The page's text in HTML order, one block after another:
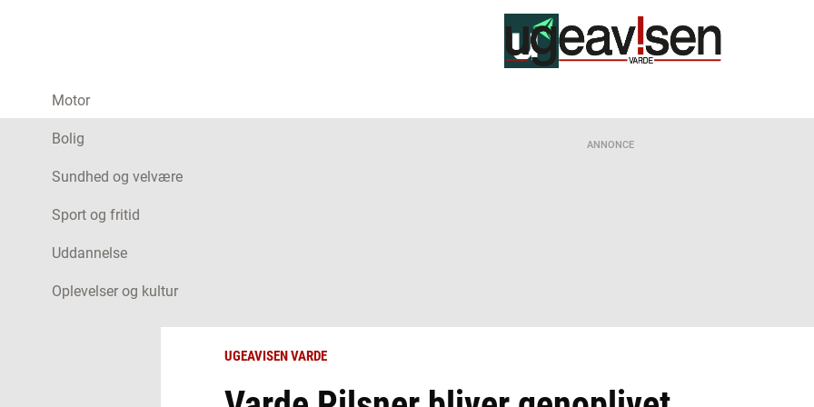
Motor
Bolig
Sundhed og velvære
Sport og fritid
Uddannelse
Oplevelser og kultur
ANNONCE
UGEAVISEN VARDE